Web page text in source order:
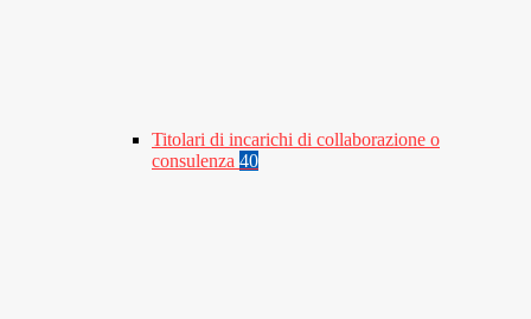
Titolari di incarichi di collaborazione o
consulenza 40